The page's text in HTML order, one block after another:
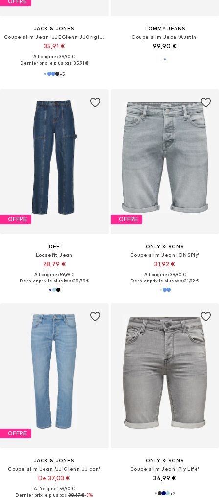
JACK & JONES
Coupe slim Jean 'JJEGlenn JJOriginal'
35,91 €
À l'origine : 39,90 €
Dernier prix le plus bas :35,91 €
+5
TOMMY JEANS
Coupe slim Jean 'Austin'
99,90 €
OFFRE
DEF
Loosefit Jean
28,79 €
À l'origine : 59,99 €
Dernier prix le plus bas :28,79 €
OFFRE
ONLY & SONS
Coupe slim Jean 'ONSPly'
31,92 €
À l'origine : 39,90 €
Dernier prix le plus bas :31,92 €
OFFRE
JACK & JONES
Coupe slim Jean 'JJIGlenn JJIcon'
De 37,03 €
À l'origine : 59,90 €
Dernier prix le plus bas :38,17 €-3%
ONLY & SONS
Coupe slim Jean 'Ply Life'
34,99 €
+2